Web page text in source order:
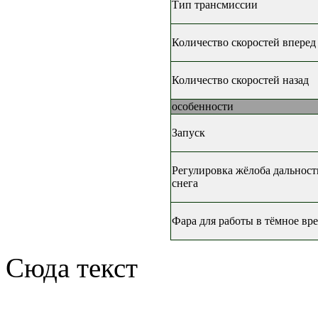
Тип трансмиссии
Количество скоростей вперед
Количество скоростей назад
особенности
Запуск
Регулировка жёлоба
снега
Фара для работы в тёмное
Сюда текст